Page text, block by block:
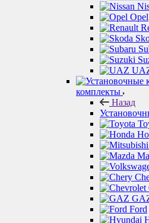
Opel
комплекты
Назад
Ford